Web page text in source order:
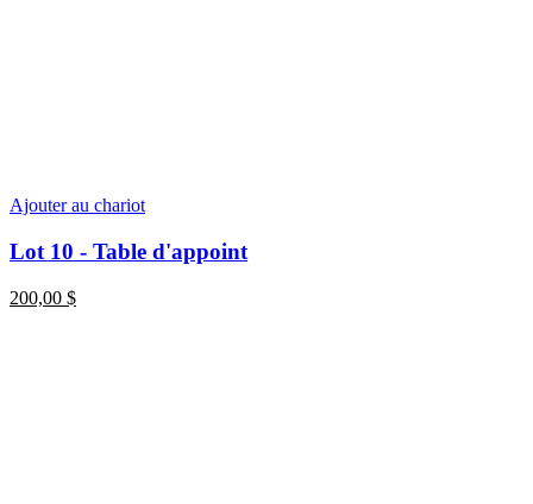
Ajouter au chariot
Lot 10 - Table d'appoint
200,00 $